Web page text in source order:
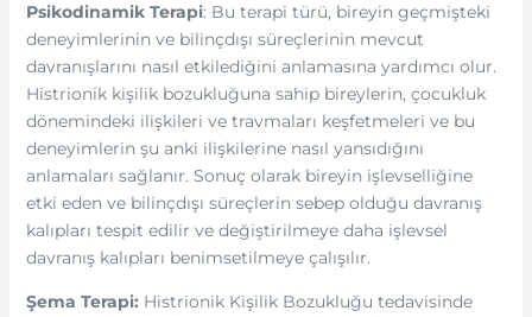
Psikodinamik Terapi: Bu terapi türü, bireyin geçmişteki
deneyimlerinin ve bilinçdışı süreçlerinin mevcut
davranışlarını nasıl etkilediğini anlamasına yardımcı olur.
Histrionik kişilik bozukluğuna sahip bireylerin, çocukluk
dönemindeki ilişkileri ve travmaları keşfetmeleri ve bu
deneyimlerin şu anki ilişkilerine nasıl yansıdığını
anlamaları sağlanır. Sonuç olarak bireyin işlevselliğine
etki eden ve bilinçdışı süreçlerin sebep olduğu davranış
kalıpları tespit edilir ve değiştirilmeye daha işlevsel
davranış kalıpları benimsetilmeye çalışılır.
Şema Terapi: Histrionik Kişilik Bozukluğu tedavisinde